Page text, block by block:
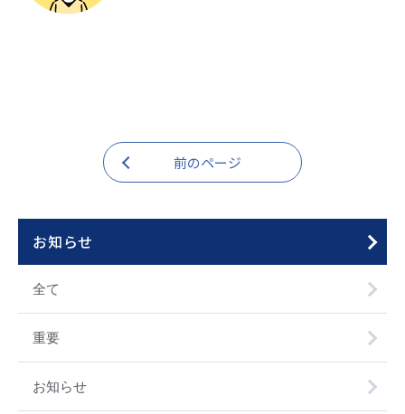
前のページ
お知らせ
全て
重要
お知らせ